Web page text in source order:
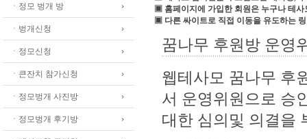
ㆍ정모 벙개 방
ㆍ벙개신청
ㆍ정모신청
ㆍ큰잔치 참가신청
ㆍ정모벙개 사진방
ㆍ정모벙개 후기방
▣ 홈페이지에 가입한 회원은 누구나 테사
▣ 다른 싸이트로 직접 이동을 유도하는
꿈나무 후원방 운영
웹테사모 꿈나무 후
서 운영위원으로 승
대한 심의및 의결을